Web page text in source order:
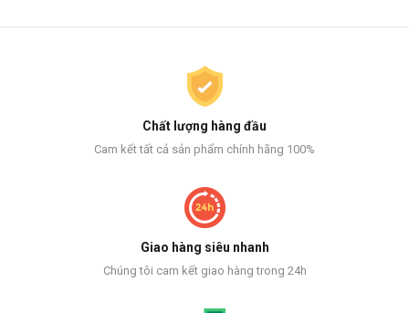
Chất lượng hàng đầu
Cam kết tất cả sản phẩm chính hãng 100%
Giao hàng siêu nhanh
Chúng tôi cam kết giao hàng trong 24h